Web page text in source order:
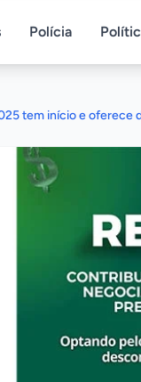
Polícia
tem início e